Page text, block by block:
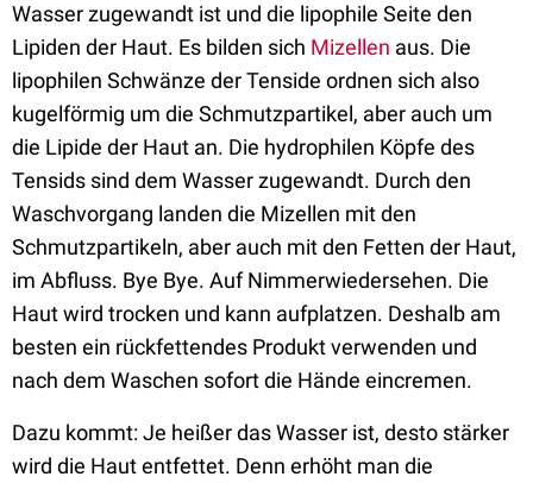
Wasser zugewandt ist und die lipophile Seite den
Lipiden der Haut. Es bilden sich Mizellen aus. Die
lipophilen Schwänze der Tenside ordnen sich also
kugelförmig um die Schmutzpartikel, aber auch um
die Lipide der Haut an. Die hydrophilen Köpfe des
Tensids sind dem Wasser zugewandt. Durch den
Waschvorgang landen die Mizellen mit den
Schmutzpartikeln, aber auch mit den Fetten der Haut,
im Abfluss. Bye Bye. Auf Nimmerwiedersehen. Die
Haut wird trocken und kann aufplatzen. Deshalb am
besten ein rückfettendes Produkt verwenden und
nach dem Waschen sofort die Hände eincremen.
Dazu kommt: Je heißer das Wasser ist, desto stärker
wird die Haut entfettet. Denn erhöht man die